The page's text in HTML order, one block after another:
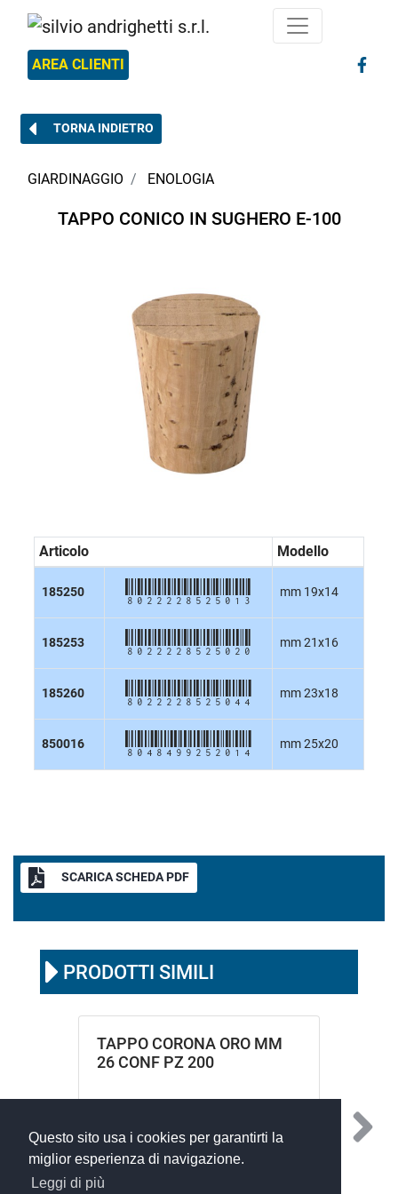
Questo sito usa i cookies per garantirti la
miglior esperienza di navigazione.
Leggi di più
AREA CLIENTI
TORNA INDIETRO
GIARDINAGGIO ENOLOGIA
TAPPO CONICO IN SUGHERO E-100
Articolo Modello
185250 8022228525013 mm 19x14
185253 8022228525020 mm 21x16
185260 8022228525044 mm 23x18
850016 8048499252014 mm 25x20
SCARICA SCHEDA PDF
PRODOTTI SIMILI
TAPPO CORONA ORO MM
26 CONF PZ 200